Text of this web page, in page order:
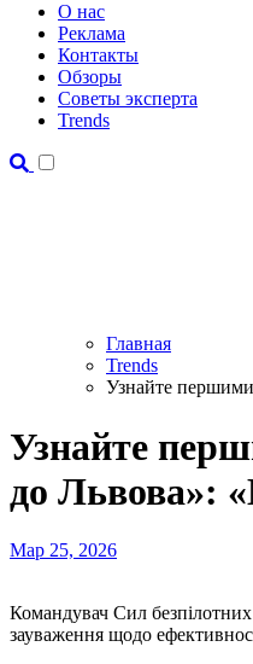
О нас
Реклама
Контакты
Обзоры
Советы эксперта
Trends
Главная
Trends
Узнайте
Узнайте
до Львова»:
Мар 25, 2026
Командувач Сил
зауваження щодо